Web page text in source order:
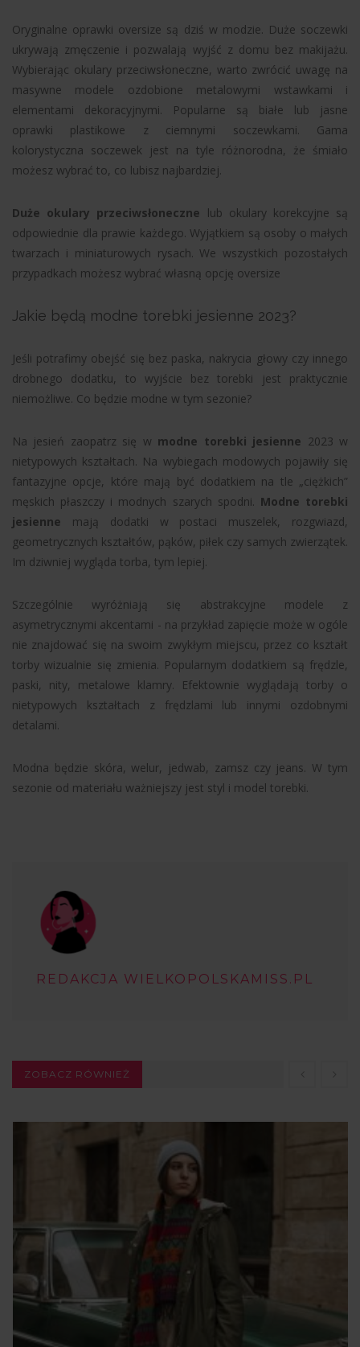
Oryginalne oprawki oversize są dziś w modzie. Duże soczewki
ukrywają zmęczenie i pozwalają wyjść z domu bez makijażu.
Wybierając okulary przeciwsłoneczne, warto zwrócić uwagę na
masywne modele ozdobione metalowymi wstawkami i
elementami dekoracyjnymi. Popularne są białe lub jasne
oprawki plastikowe z ciemnymi soczewkami. Gama
kolorystyczna soczewek jest na tyle różnorodna, że śmiało
możesz wybrać to, co lubisz najbardziej.
Duże okulary przeciwsłoneczne lub okulary korekcyjne są
odpowiednie dla prawie każdego. Wyjątkiem są osoby o małych
twarzach i miniaturowych rysach. We wszystkich pozostałych
przypadkach możesz wybrać własną opcję oversize
Jakie będą modne torebki jesienne 2023?
Jeśli potrafimy obejść się bez paska, nakrycia głowy czy innego
drobnego dodatku, to wyjście bez torebki jest praktycznie
niemożliwe. Co będzie modne w tym sezonie?
Na jesień zaopatrz się w modne torebki jesienne 2023 w
nietypowych kształtach. Na wybiegach modowych pojawiły się
fantazyjne opcje, które mają być dodatkiem na tle „ciężkich”
męskich płaszczy i modnych szarych spodni. Modne torebki
jesienne mają dodatki w postaci muszelek, rozgwiazd,
geometrycznych kształtów, pąków, piłek czy samych zwierzątek.
Im dziwniej wygląda torba, tym lepiej.
Szczególnie wyróżniają się abstrakcyjne modele z
asymetrycznymi akcentami - na przykład zapięcie może w ogóle
nie znajdować się na swoim zwykłym miejscu, przez co kształt
torby wizualnie się zmienia. Popularnym dodatkiem są frędzle,
paski, nity, metalowe klamry. Efektownie wyglądają torby o
nietypowych kształtach z frędzlami lub innymi ozdobnymi
detalami.
Modna będzie skóra, welur, jedwab, zamsz czy jeans. W tym
sezonie od materiału ważniejszy jest styl i model torebki.
REDAKCJA WIELKOPOLSKAMISS.PL
ZOBACZ RÓWNIEŻ